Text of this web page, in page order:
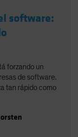
software:
forzando un
de software.
tan rápido como